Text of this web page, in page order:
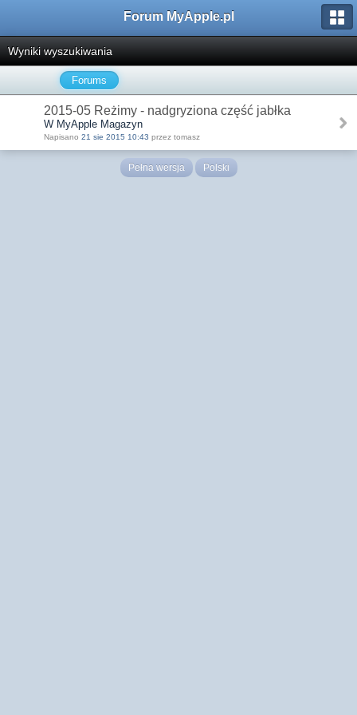
Forum MyApple.pl
Wyniki wyszukiwania
Forums
2015-05 Reżimy - nadgryziona część jabłka
W MyApple Magazyn
Napisano 21 sie 2015 10:43 przez tomasz
Pełna wersja Polski